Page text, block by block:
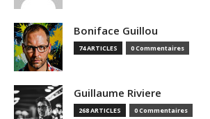
Boniface Guillou
74 ARTICLES 0 Commentaires
Guillaume Riviere
268 ARTICLES 0 Commentaires